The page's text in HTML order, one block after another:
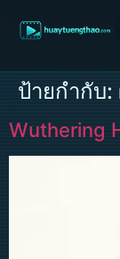
ป้ายกำกับ:
Wuthering